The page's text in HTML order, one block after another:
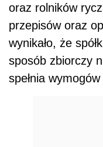
oraz rolników
przepisów oraz
wynikało, że
sposób zbiorczy
spełnia